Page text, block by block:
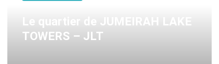
Le quartier de JUMEIRAH LAKE
TOWERS – JLT